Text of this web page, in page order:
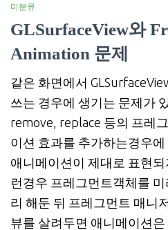
미분류
GLSurfaceView와
Animation 문제
같은 화면에서
쓰는 경우에 생기는 문제가
remove, replace 등의 프레
이션 효과를 추가하는경우
애니메이션이 제대로 표현
런경우 프레그먼트객체를
리 해둔 뒤 프레그먼트 매니
뷰를 살려두면 애니메이션